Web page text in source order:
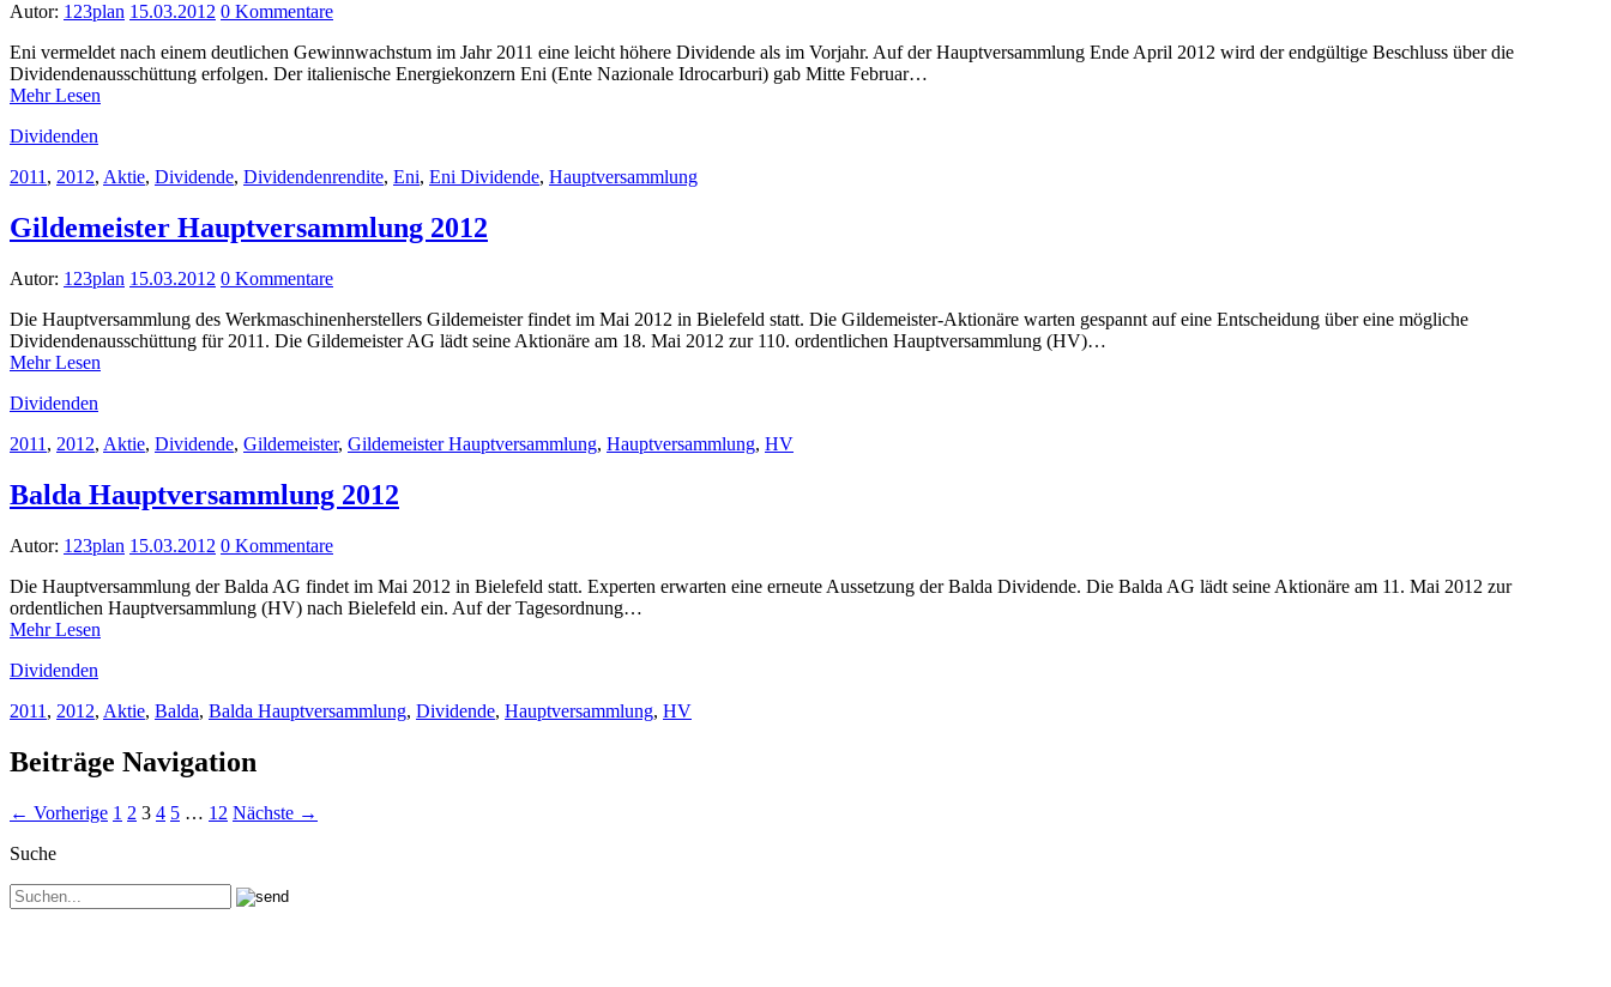
Autor: 123plan 15.03.2012 0 Kommentare
Eni vermeldet nach einem deutlichen Gewinnwachstum im Jahr 2011 eine leicht höhere Dividende als im Vorjahr. Auf der Hauptversammlung Ende April 2012 wird der endgültige Beschluss über die
Dividendenausschüttung erfolgen. Der italienische Energiekonzern Eni (Ente Nazionale Idrocarburi) gab Mitte Februar…
Mehr Lesen
Dividenden
2011 , 2012, Aktie, Dividende, Dividendenrendite, Eni, Eni Dividende, Hauptversammlung
Gildemeister Hauptversammlung 2012
Autor: 123plan 15.03.2012 0 Kommentare
Die Hauptversammlung des Werkmaschinenherstellers Gildemeister findet im Mai 2012 in Bielefeld statt. Die Gildemeister-Aktionäre warten gespannt auf eine Entscheidung über eine mögliche
Dividendenausschüttung für 2011. Die Gildemeister AG lädt seine Aktionäre am 18. Mai 2012 zur 110. ordentlichen Hauptversammlung (HV)…
Mehr Lesen
Dividenden
2011 , 2012, Aktie, Dividende, Gildemeister, Gildemeister Hauptversammlung, Hauptversammlung, HV
Balda Hauptversammlung 2012
Autor: 123plan 15.03.2012 0 Kommentare
Die Hauptversammlung der Balda AG findet im Mai 2012 in Bielefeld statt. Experten erwarten eine erneute Aussetzung der Balda Dividende. Die Balda AG lädt seine Aktionäre am 11. Mai 2012 zur
ordentlichen Hauptversammlung (HV) nach Bielefeld ein. Auf der Tagesordnung…
Mehr Lesen
Dividenden
2011 , 2012, Aktie, Balda, Balda Hauptversammlung, Dividende, Hauptversammlung, HV
Beiträge Navigation
← Vorherige 1 2 3 4 5 … 12 Nächste →
Suche